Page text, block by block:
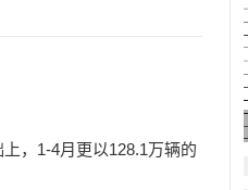
，1-4月更以128.1万辆的